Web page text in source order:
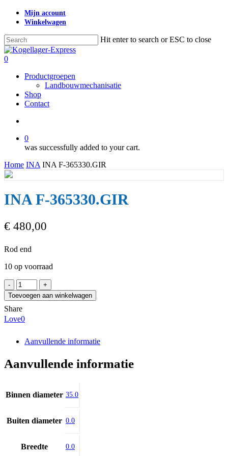
Skip
content
Mijn account
Winkelwagen
Hit enter to search or ESC to close
Close
Search
search
0
Productgroepen
Landbouwmechanisatie
Shop
Contact
0
was successfully added to your cart.
Home INA INA F-365330.GIR
INA F-365330.GIR
€ 480,00
Rod end
10 op voorraad
INA
F-
365330.GIR
aantal
Toevoegen aan winkelwagen
Share
Love0
Aanvullende informatie
Aanvullende informatie
Binnen diameter 35.0
Buiten diameter 0.0
Breedte 0.0